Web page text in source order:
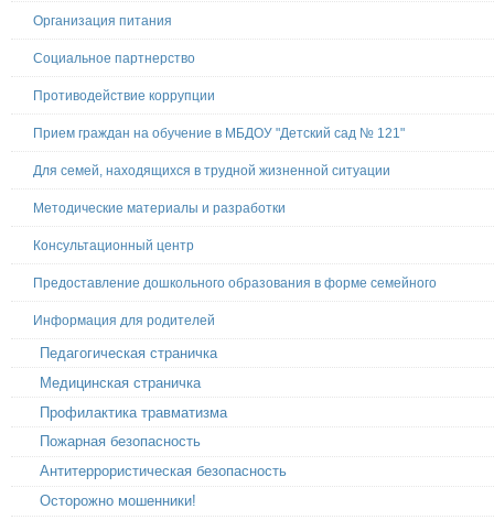
Организация питания
Социальное партнерство
Противодействие коррупции
Прием граждан на обучение в МБДОУ "Детский сад № 121"
Для семей, находящихся в трудной жизненной ситуации
Методические материалы и разработки
Консультационный центр
Предоставление дошкольного образования в форме семейного
Информация для родителей
Педагогическая страничка
Медицинская страничка
Профилактика травматизма
Пожарная безопасность
Антитеррористическая безопасность
Осторожно мошенники!